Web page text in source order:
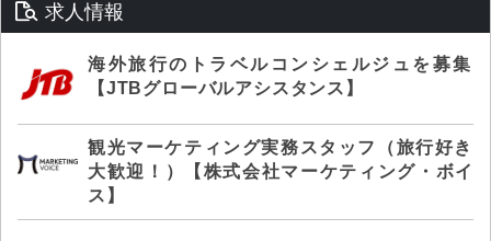
求人情報
海外旅行のトラベルコンシェルジュを募集
【JTBグローバルアシスタンス】
観光マーケティング実務スタッフ（旅行好き
大歓迎！）【株式会社マーケティング・ボイ
ス】